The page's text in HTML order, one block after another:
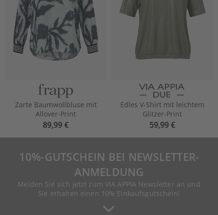
Zarte Baumwollbluse mit
Allover-Print
89,99 €
Edles V-Shirt mit leichtem
Glitzer-Print
59,99 €
10%-GUTSCHEIN BEI NEWSLETTER-
ANMELDUNG
Melden Sie sich jetzt zum VIA APPIA Newsletter an und
Sie erhalten einen 10% Einkaufsgutschein!